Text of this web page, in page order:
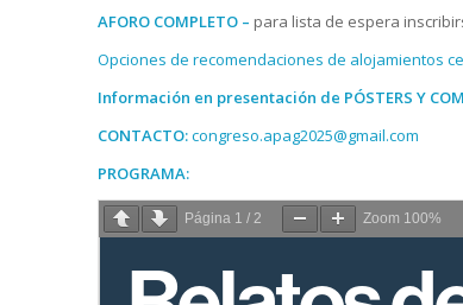
AFORO COMPLETO – para lista de espera
Opciones de recomendaciones de alojamientos
Información en presentación de PÓSTERS Y
CONTACTO:congreso.apag2025@gmail.com
PROGRAMA:
Página 1 / 2 Zoom 100%